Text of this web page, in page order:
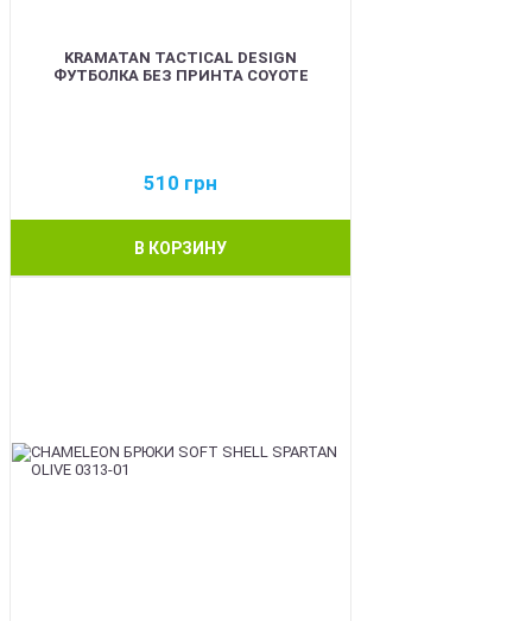
KRAMATAN TACTICAL DESIGN
ФУТБОЛКА БЕЗ ПРИНТА COYOTE
510 грн
В КОРЗИНУ